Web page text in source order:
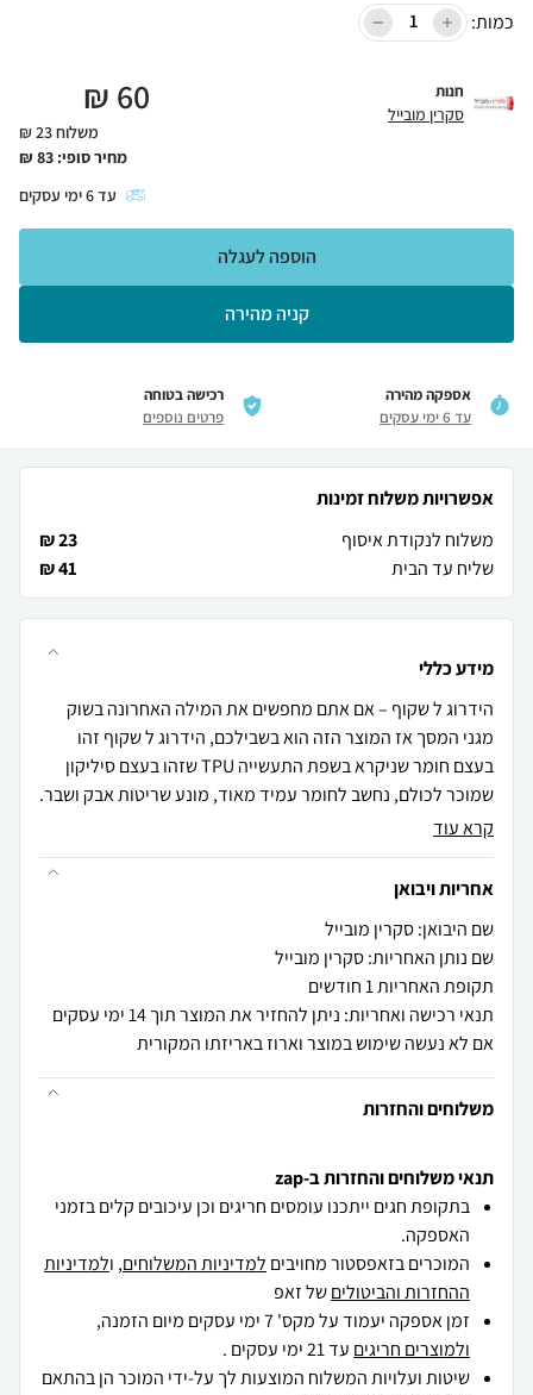
כמות:
חנות
סקרין מובייל 60
₪
משלוח 23 ₪
מחיר סופי: 83
₪
עד6ימי עסקים
קניה מהירה
הוספה לעגלה
אספקה מהירה
עד 6 ימי עסקים
רכישה בטוחה
פרטים נוספים
אפשרויות משלוח זמינות
משלוח לנקודת איסוף
23 ₪
שליח עד הבית
41 ₪
מידע כללי
הידרוג ל שקוף – אם אתם מחפשים את המילה האחרונה בשוק
מגני המסך אז המוצר הזה הוא בשבילכם, הידרוג ל שקוף זהו
בעצם חומר שניקרא בשפת התעשייה TPU שזהו בעצם סיליקון
שמוכר לכולם, נחשב לחומר עמיד מאוד, מונע שריטות אבק ושבר.
קרא עוד
אחריות ויבואן
שם היבואן: סקרין מובייל
שם נותן האחריות: סקרין מובייל
תקופת האחריות 1 חודשים
תנאי רכישה ואחריות: ניתן להחזיר את המוצר תוך 14 ימי עסקים
אם לא נעשה שימוש במוצר וארוז באריזתו המקורית
משלוחים והחזרות
תנאי משלוחים והחזרות ב-zap
בתקופת חגים ייתכנו עומסים חריגים וכן עיכובים קלים בזמני
האספקה.
המוכרים בזאפסטור מחויבים למדיניות המשלוחים, ולמדיניות
ההחזרות והביטוליםשל זאפ
זמן אספקה יעמוד על מקס' 7 ימי עסקים מיום הזמנה,
ולמוצרים חריגים עד 21 ימי עסקים .
שיטות ועלויות המשלוח המוצעות לך על-ידי המוכר הן בהתאם